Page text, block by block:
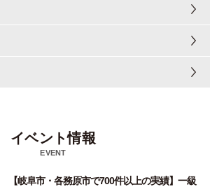
イベント情報
EVENT
【岐阜市・各務原市で700件以上の実績】一級